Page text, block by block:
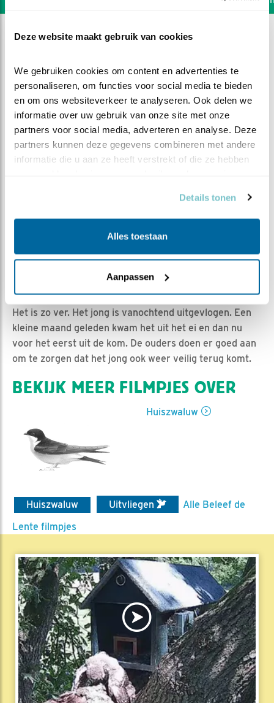
Deze website maakt gebruik van cookies
We gebruiken cookies om content en advertenties te
personaliseren, om functies voor social media te bieden
en om ons websiteverkeer te analyseren. Ook delen we
informatie over uw gebruik van onze site met onze
partners voor social media, adverteren en analyse. Deze
partners kunnen deze gegevens combineren met andere
informatie die u aan ze heeft verstrekt of die ze hebben
Details tonen
Alles toestaan
Aanpassen
De eerste vlucht
Niels | Geplaatst op 7 juli 2019, 10:17 |
Bewaar dit filmpje|
1152x
Het is zo ver. Het jong is vanochtend uitgevlogen. Een
kleine maand geleden kwam het uit het ei en dan nu
voor het eerst uit de kom. De ouders doen er goed aan
om te zorgen dat het jong ook weer veilig terug komt.
BEKIJK MEER FILMPJES OVER
Huiszwaluw
Huiszwaluw Uitvliegen
Alle Beleef de
Lente filmpjes